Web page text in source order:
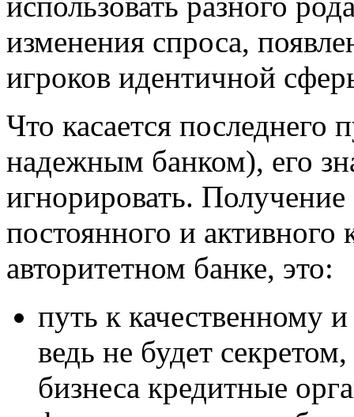
изменения спроса,
игроков идентичной
Что касается последнего
надежным банком), его
игнорировать.
постоянного и
авторитетном банке, это:
путь к качественному
ведь не будет
бизнеса кредитные